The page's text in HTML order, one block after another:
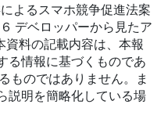
よるスマホ競争促進法案
デベロッパーから見たア
資料の記載内容は、本報
る情報に基づくものであ
ものではありません。ま
説明を簡略化している場